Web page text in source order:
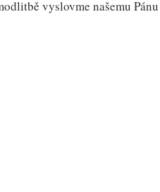
vyslovme našemu